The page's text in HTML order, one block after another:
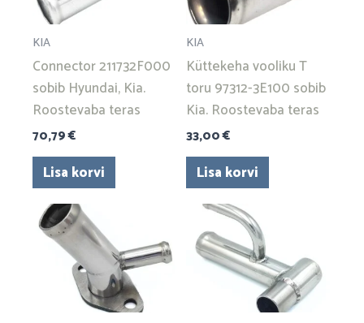
KIA
Connector 211732F000
sobib Hyundai, Kia.
Roostevaba teras
70,79€
Lisa korvi
KIA
Küttekeha vooliku T
toru 97312-3E100 sobib
Kia. Roostevaba teras
33,00€
Lisa korvi